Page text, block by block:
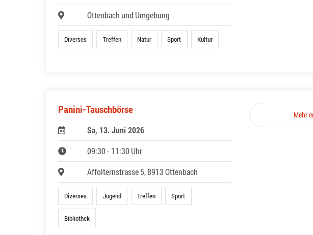
Ottenbach und Umgebung
Diverses Treffen Natur Sport Kultur
Panini-Tauschbörse
Sa, 13. Juni 2026
09:30 - 11:30 Uhr
Affolternstrasse 5, 8913 Ottenbach
Diverses Jugend Treffen Sport
Bibliothek
Mehr